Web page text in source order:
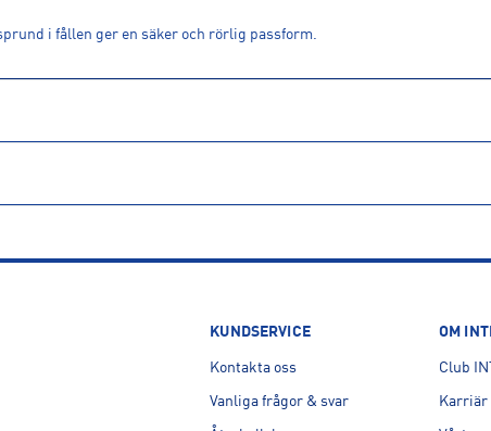
i fållen ger en säker och rörlig passform.
NL, Hilversum, NL
KUNDSERVICE
Kontakta oss
Vanliga frågor & svar
OM
Club
Karriär